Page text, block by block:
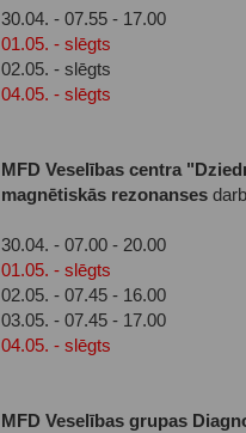
30.04. - 07.55 - 17.00
01.05. - slēgts
02.05. - slēgts
04.05. - slēgts
MFD Veselības centra
magnētiskās rezonanses
30.04. - 07.00 - 20.00
01.05. - slēgts
02.05. - 07.45 - 16.00
03.05. - 07.45 - 17.00
04.05. - slēgts
MFD Veselības grupas